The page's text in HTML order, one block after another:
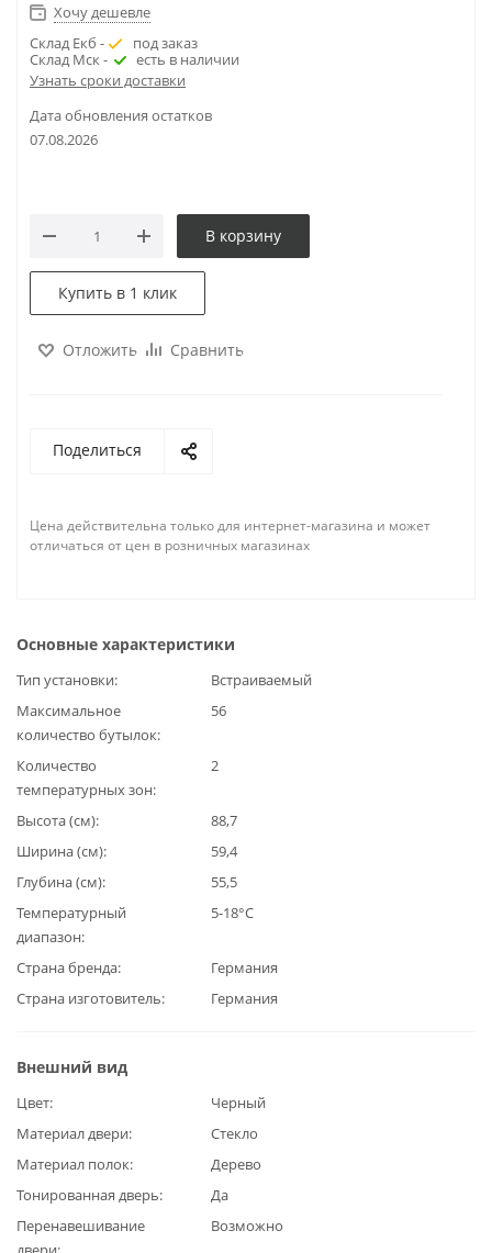
Хочу дешевле
Склад Екб -
под заказ
Склад Мск -
есть в наличии
Узнать сроки доставки
Дата обновления остатков
07.08.2026
В корзину
Купить в 1 клик
Отложить Сравнить
Поделиться
Цена действительна только для интернет-магазина и может
отличаться от цен в розничных магазинах
Основные характеристики
Тип установки
Встраиваемый
Максимальное
количество бутылок
56
Количество
температурных зон
2
Высота (см)
88,7
Ширина (см)
59,4
Глубина (см)
55,5
Температурный
диапазон
5-18°C
Страна бренда
Германия
Страна изготовитель
Германия
Внешний вид
Цвет
Черный
Материал двери
Стекло
Материал полок
Дерево
Тонированная дверь
Да
Перенавешивание
Возможно